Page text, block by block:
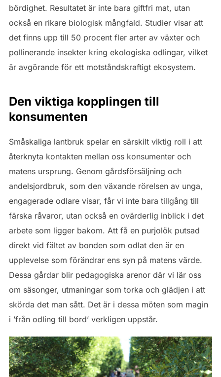
bördighet. Resultatet är inte bara giftfri mat, utan
också en rikare biologisk mångfald. Studier visar att
det finns upp till 50 procent fler arter av växter och
pollinerande insekter kring ekologiska odlingar, vilket
är avgörande för ett motståndskraftigt ekosystem.
Den viktiga kopplingen till
konsumenten
Småskaliga lantbruk spelar en särskilt viktig roll i att
återknyta kontakten mellan oss konsumenter och
matens ursprung. Genom gårdsförsäljning och
andelsjordbruk, som den växande rörelsen av unga,
engagerade odlare visar, får vi inte bara tillgång till
färska råvaror, utan också en ovärderlig inblick i det
arbete som ligger bakom. Att få en purjolök putsad
direkt vid fältet av bonden som odlat den är en
upplevelse som förändrar ens syn på matens värde.
Dessa gårdar blir pedagogiska arenor där vi lär oss
om säsonger, utmaningar som torka och glädjen i att
skörda det man sått. Det är i dessa möten som magin
i ’från odling till bord’ verkligen uppstår.